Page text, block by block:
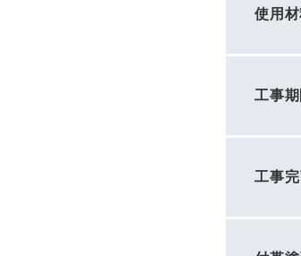
使用
工事期
工事完